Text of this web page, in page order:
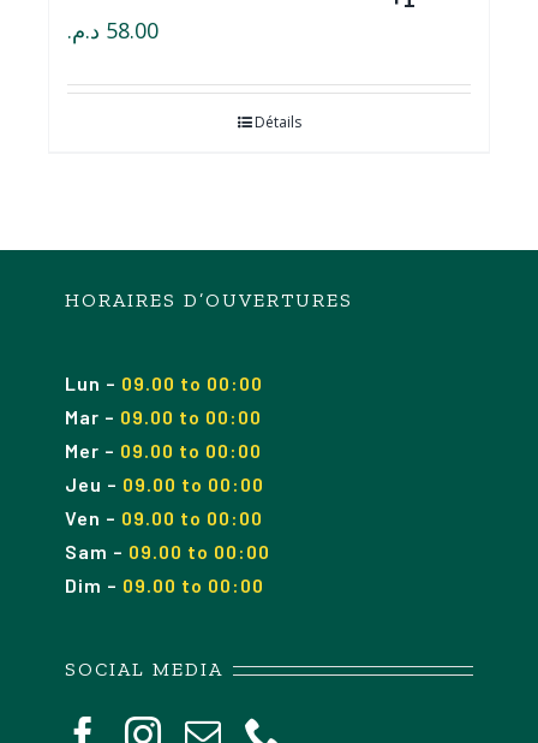
58.00 د.م.
Détails
HORAIRES D’OUVERTURES
Lun – 09.00 to 00:00
Mar – 09.00 to 00 :00
Mer – 09.00 to 00 :00
Jeu – 09.00 to 00 :00
Ven – 09.00 to 00 :00
Sam – 09.00 to 00 :00
Dim – 09.00 to 00 :00
SOCIAL MEDIA